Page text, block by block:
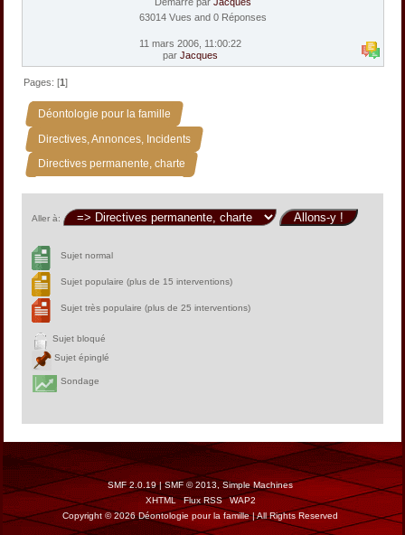
63014 Vues and 0 Réponses
11 mars 2006, 11:00:22
par Jacques
Pages: [1]
Déontologie pour la famille »
Directives, Annonces, Incidents »
Directives permanente, charte
Aller à:
Sujet normal
Sujet populaire (plus de 15 interventions)
Sujet très populaire (plus de 25 interventions)
Sujet bloqué
Sujet épinglé
Sondage
SMF 2.0.19|SMF © 2013, Simple Machines
XHTML
Flux RSS
WAP2
Copyright © 2026 Déontologie pour la famille | All Rights Reserved